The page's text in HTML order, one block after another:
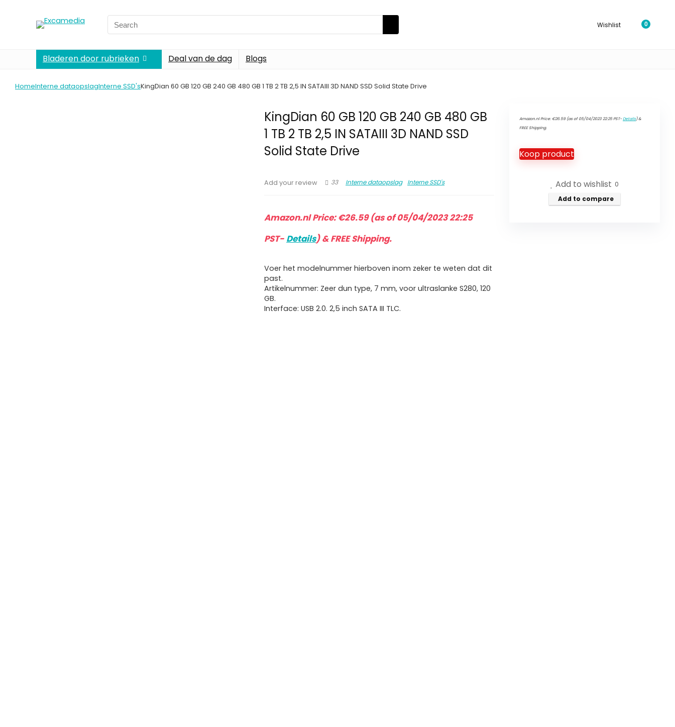
Search
for:
Wishlist 0
Bladeren door rubrieken Deal van de dag Blogs
HomeInterne dataopslagInterne SSD'sKingDian 60 GB 120 GB 240 GB 480 GB 1 TB 2 TB 2,5 IN SATAIII 3D NAND SSD Solid State Drive
KingDian 60 GB 120 GB 240 GB 480 GB
1 TB 2 TB 2,5 IN SATAIII 3D NAND SSD
Solid State Drive
Add your review 33 Interne dataopslag Interne SSD's
Amazon.nl Price:€26.59(as of 05/04/2023 22:25
PST- Details)&FREE Shipping.
Voer het modelnummer hierboven inom zeker te weten dat dit
past.
Artikelnummer: Zeer dun type, 7 mm, voor ultraslanke S280, 120
GB.
Interface: USB 2.0. 2,5 inch SATA III TLC.
Amazon.nl Price: €26.59(as of 05/04/2023 22:25 PST-Details)&
FREE Shipping.
Koop product
Add to wishlist 0
Add to compare